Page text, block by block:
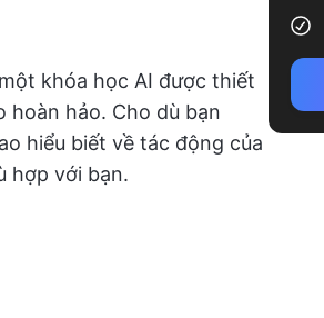
khóa học AI được thiết
hoàn hảo. Cho dù bạn
hiểu biết về tác động của
hợp với bạn.